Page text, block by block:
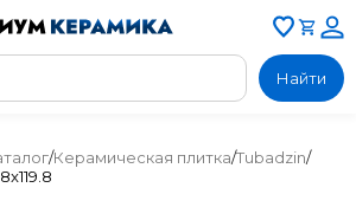
Найти
/Керамическая плитка/Tubadzin/